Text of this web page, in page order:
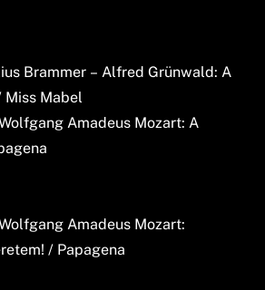
Brammer – Alfred Grünwald: A
Mabel
Amadeus Mozart: A
Amadeus Mozart:
/ Papagena